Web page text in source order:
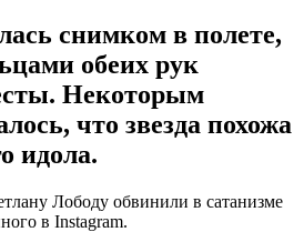
снимком в полете,
обеих рук
Некоторым
что звезда похожа
идола.
Лободу обвинили в сатанизме
в Instagram.